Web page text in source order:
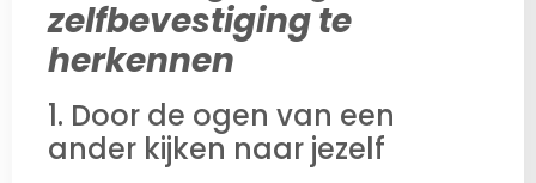
zelfbevestiging te
herkennen
1. Door de ogen van een
ander kijken naar jezelf